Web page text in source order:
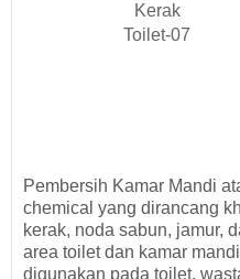
Pembersih Kamar Mandi
chemical yang dirancang
kerak, noda sabun, jamur,
area toilet dan kamar
digunakan pada toilet,